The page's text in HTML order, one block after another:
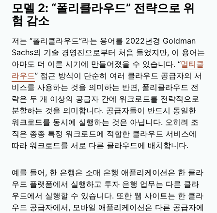
모델 2: “폴리클라우드” 전략으로 위
험 감소
저는 “폴리클라우드”라는 용어를 2022년경 Goldman
Sachs의 기술 경영진으로부터 처음 들었지만, 이 용어는
아마도 더 이른 시기에 만들어졌을 수 있습니다. “멀티클
라우드” 접근 방식이 단순히 여러 클라우드 공급자의 서
비스를 사용하는 것을 의미하는 반면, 폴리클라우드 전
략은 두 개 이상의 공급자 간에 워크로드를 전략적으로
분할하는 것을 의미합니다. 공급자들이 반드시 동일한
워크로드를 동시에 실행하는 것은 아닙니다. 오히려 조
직은 종종 특정 워크로드에 적합한 클라우드 서비스에
따라 워크로드를 서로 다른 클라우드에 배치합니다.
예를 들어, 한 은행은 소매 은행 애플리케이션은 한 클라
우드 플랫폼에서 실행하고 투자 은행 업무는 다른 클라
우드에서 실행할 수 있습니다. 또한 웹 사이트는 한 클라
우드 공급자에서, 모바일 애플리케이션은 다른 공급자에